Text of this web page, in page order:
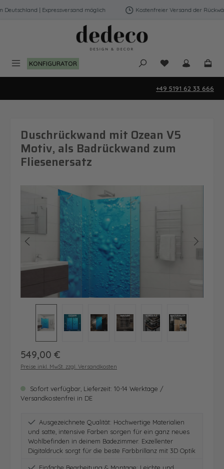
Zum Hauptinhalt springen
| Expressversand möglich Kostenfreier Versand der
KONFIGURATOR Du hast 0
+49 5191 62 33 666
Duschrückwand mit Ozean V5
Motiv, als Badrückwand zum
Fliesenersatz
Bildergalerie überspringen
Regulärer Preis:
549,00 €
Preise inkl. MwSt. zzgl. Versandkosten
Sofort verfügbar, Lieferzeit: 10-14 Werktage /
Versandkostenfrei in DE
Ausgezeichnete Qualität: Hochwertige Materialien
und satte, intensive Farben sorgen für ein ganz neues
Wohlbefinden in deinem Badezimmer. Exzellenter
Digitaldruck sorgt für die beste Farbbrillanz mit 3D Optik